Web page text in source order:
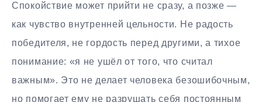
Спокойствие может прийти не сразу, а позже —
как чувство внутренней цельности. Не радость
победителя, не гордость перед другими, а тихое
понимание: «я не ушёл от того, что считал
важным». Это не делает человека безошибочным,
но помогает ему не разрушать себя постоянным